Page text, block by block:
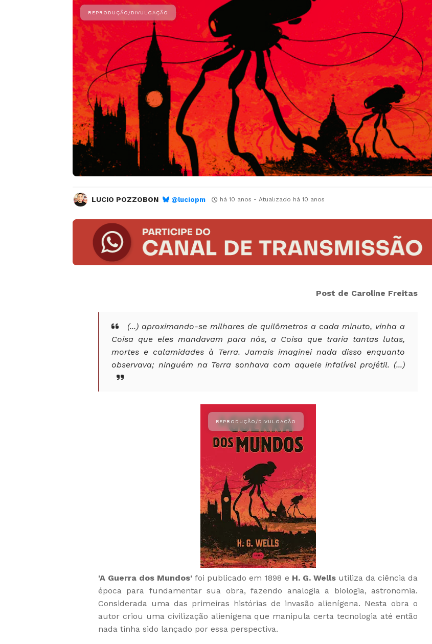
LUCIO POZZOBON @luciopm há 10 anos - Atualizado há 10 anos
Post de Caroline Freitas
(...) aproximando-se milhares de quilômetros a cada minuto, vinha a
Coisa que eles mandavam para nós, a Coisa que traria tantas lutas,
mortes e calamidades à Terra. Jamais imaginei nada disso enquanto
observava; ninguém na Terra sonhava com aquele infalível projétil. (...)
'A Guerra dos Mundos'foi publicado em 1898 e H. G. Wellsutiliza da ciência da
época para fundamentar sua obra, fazendo analogia a biologia, astronomia.
Considerada uma das primeiras histórias de invasão alienígena. Nesta obra o
autor criou uma civilização alienígena que manipula certa tecnologia até então
nada tinha sido lançado por essa perspectiva.